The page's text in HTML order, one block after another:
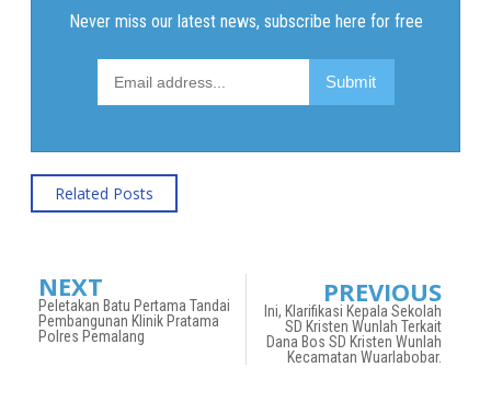
Related Posts
NEXT
Peletakan Batu Pertama Tandai
Pembangunan Klinik Pratama
Polres Pemalang
PREVIOUS
Ini, Klarifikasi Kepala Sekolah
SD Kristen Wunlah Terkait
Dana Bos SD Kristen Wunlah
Kecamatan Wuarlabobar.